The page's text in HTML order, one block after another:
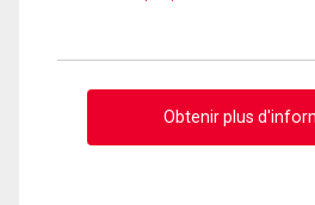
Obtenir plus